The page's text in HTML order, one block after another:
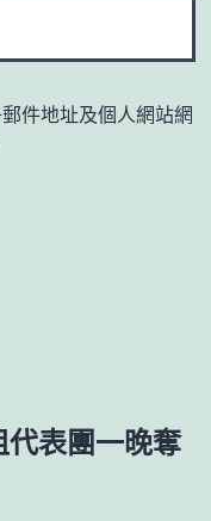
件地址及個人網站網
表團一晚奪